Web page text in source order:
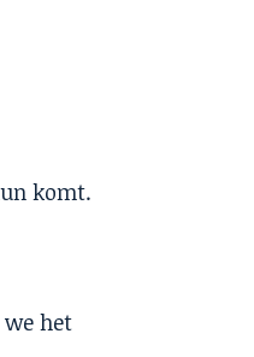
komt.
het